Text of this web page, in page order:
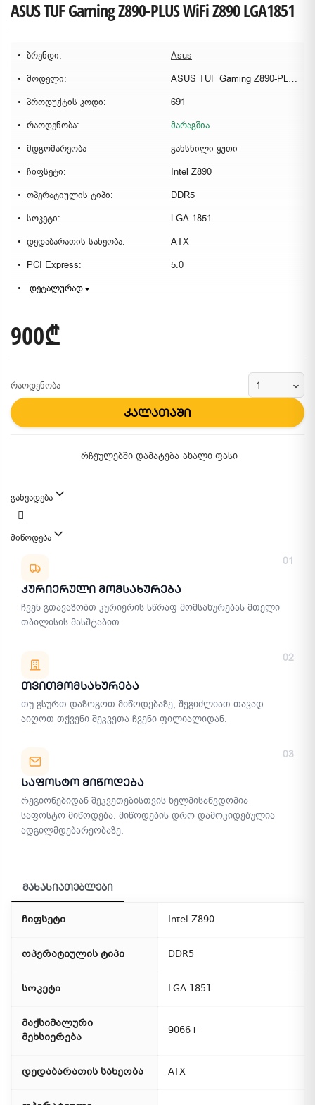
ASUS TUF Gaming Z890-PLUS WiFi Z890 LGA1851
ბრენდი:
Asus
მოდელი:
ASUS TUF Gaming Z890-PLUS WiFi
პროდუქტის კოდი:
691
რაოდენობა:
მარაგშია
მდგომარეობა
გახსნილი ყუთი
ჩიფსეტი:
Intel Z890
ოპერატიულის ტიპი:
DDR5
სოკეტი:
LGA 1851
დედაბარათის სახეობა:
ATX
PCI Express:
5.0
დეტალურად
900₾
რაოდენობა
კალათაში
რჩეულებში დამატება ახალი ფასი
განვადება
მიწოდება
01
Კურიერული Მომსახურება
ჩვენ გთავაზობთ კურიერის სწრაფ მომსახურებას მთელი
თბილისის მასშტაბით.
02
Თვითმომსახურება
თუ გსურთ დაზოგოთ მიწოდებაზე, შეგიძლიათ თავად
აიღოთ თქვენი შეკვეთა ჩვენი ფილიალიდან.
03
Საფოსტო Მიწოდება
რეგიონებიდან შეკვეთებისთვის ხელმისაწვდომია
საფოსტო მიწოდება. მიწოდების დრო დამოკიდებულია
ადგილმდებარეობაზე.
მახასიათებლები
ჩიფსეტი Intel Z890
ოპერატიულის ტიპი DDR5
სოკეტი LGA 1851
მაქსიმალური
მეხსიერება
9066+
დედაბარათის სახეობა ATX